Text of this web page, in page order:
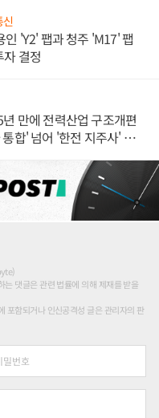
신
인 'Y2' 팹과 청주 'M17' 팹
결정
만에 전력산업 구조개편
합' 넘어 '한전 지주사' 재편
는 댓글은 관련 법률에 의해 제재를 받을
포함되거나 인신공격성 글은 관리자의 판